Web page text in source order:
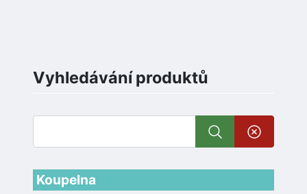
Vyhledávání produktů
Koupelna